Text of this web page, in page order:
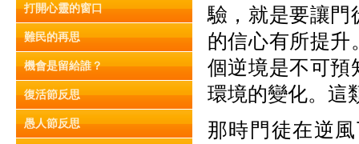
打開心靈的窗口
難民的再思
機會是留給誰？
復活節反思
愚人節反思
驗，就是要讓門
的信心有所提升
個逆境是不可預
環境的變化。這
那時門徒在逆